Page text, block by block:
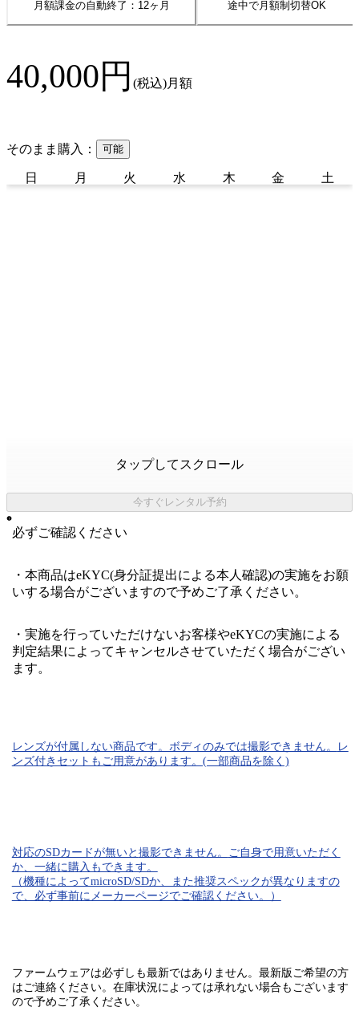
月額課金の自動終了： 12ヶ月 途中で月額制切替OK
40,000円 (税込)月額
そのまま購入： 可能
日 月 火 水 木 金 土
タップしてスクロール
今すぐレンタル予約
必ずご確認ください
・本商品はeKYC(身分証提出による本人確認)の実施をお願
いする場合がございますので予めご了承ください。
・実施を行っていただけないお客様やeKYCの実施による
判定結果によってキャンセルさせていただく場合がござい
ます。
レンズが付属しない商品です。ボディのみでは撮影できません。
レ
ンズ付きセットもご用意があります。(一部商品を除く)
対応のSDカードが無いと 撮影できません。 ご自身で用意いただく
か、一緒に購入もできます。
（機種によってmicroSD/SDか、また推奨スペックが異なりますの
で、必ず事前にメーカーページでご確認ください。）
ファームウェアは必ずしも最新ではありません。最新版ご希望の方
はご連絡ください。在庫状況によっては承れない場合もございます
ので予めご了承ください。